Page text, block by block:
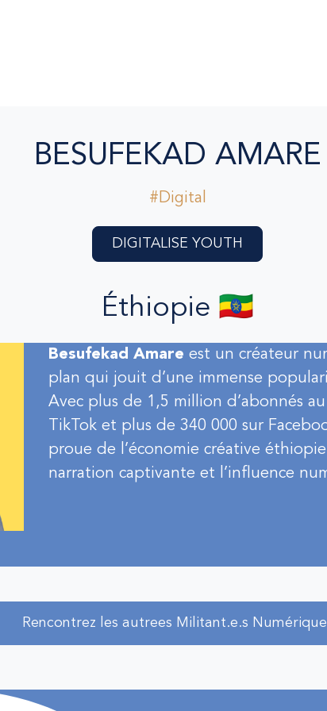
BESUFEKAD AMARE
#Digital
DIGITALISE YOUTH
Éthiopie 🇪🇹
Besufekad Amare est un créateur
plan qui jouit d’une immense
Avec plus de 1,5 million d’abonnés
TikTok et plus de 340 000 sur
proue de l’économie créative
narration captivante et l’influence
Rencontrez les autrees Militant.e.s